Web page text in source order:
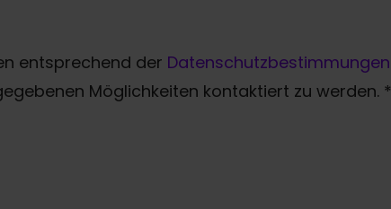
entsprechend der Datenschutzbestimmungen
Möglichkeiten kontaktiert zu werden. *